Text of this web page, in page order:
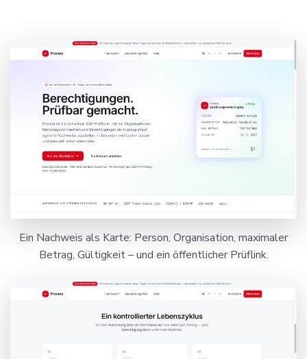
Ein Nachweis als Karte: Person, Organisation, maximaler
Betrag, Gültigkeit – und ein öffentlicher Prüflink.